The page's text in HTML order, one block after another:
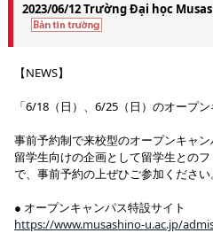
2023/06/12 Trường Đại học
【NEWS】
「6/18（日）、6/25（日）のオープ
事前予約制で来校型のオープンキャン
留学生向けの企画として留学生との
で、事前予約の上ぜひご参加ください。
● オープンキャンパス特設サイト
https://www.musashino-u.ac.jp/